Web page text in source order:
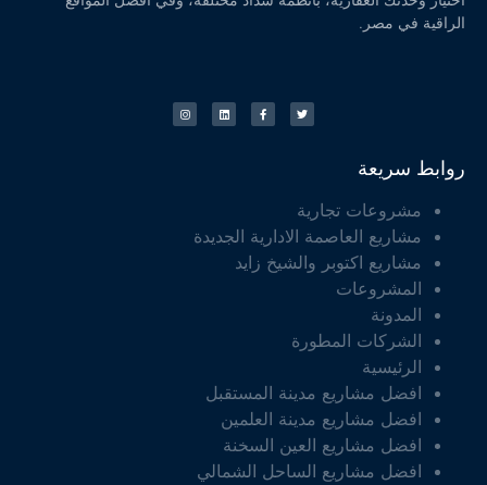
الراقية في مصر.
روابط سريعة
مشروعات تجارية
مشاريع العاصمة الادارية الجديدة
مشاريع اكتوبر والشيخ زايد
المشروعات
المدونة
الشركات المطورة
الرئيسية
افضل مشاريع مدينة المستقبل
افضل مشاريع مدينة العلمين
افضل مشاريع العين السخنة
افضل مشاريع الساحل الشمالي